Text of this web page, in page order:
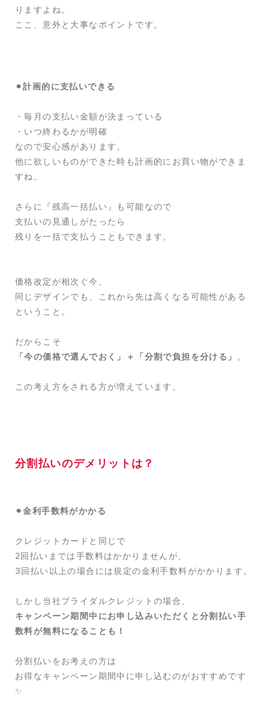
りますよね。
ここ、意外と大事なポイントです。
⚫︎計画的に支払いできる
・毎月の支払い金額が決まっている
・いつ終わるかが明確
なので安心感があります。
他に欲しいものができた時も計画的にお買い物ができま
すね。
さらに『残高一括払い』も可能なので
支払いの見通しがたったら
残りを一括で支払うこともできます。
価格改定が相次ぐ今、
同じデザインでも、これから先は高くなる可能性がある
ということ。
だからこそ
「今の価格で選んでおく」＋「分割で負担を分ける」
。
この考え方をされる方が増えています。
分割払いのデメリットは？
⚫︎金利手数料がかかる
クレジットカードと同じで
2回払いまでは手数料はかかりませんが、
3回払い以上の場合には規定の金利手数料がかかります。
しかし当社ブライダルクレジットの場合、
キャンペーン期間中にお申し込みいただくと分割払い手
数料が無料になることも！
分割払いをお考えの方は
お得なキャンペーン期間中に申し込むのがおすすめです
✨